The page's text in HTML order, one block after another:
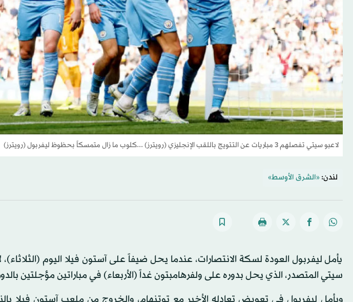
لاعبو سيتي تفصلهم 3 مباريات عن التتويج باللقب الإنجليزي (رويترز) ...كلوب ما زال متمسكاً بحظوظ ليفربول (رويترز)
لندن: «الشرق الأوسط»
يأمل ليفربول العودة لسكة الانتصارات، عندما يحل ضيفاً على آستون فيلا اليوم
سيتي المتصدر، الذي يحل بدوره على ولفرهامبتون غداً (الأربعاء) في مباراتين مؤجلتين